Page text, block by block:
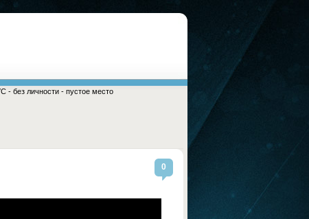
- без личности - пустое место
0